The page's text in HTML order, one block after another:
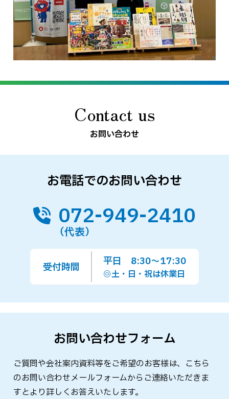
Contact us
お問い合わせ
お電話でのお問い合わせ
072-949-2410
（代表）
受付時間 平日 8:30～17:30
◎土・日・祝は休業日
お問い合わせフォーム
ご質問や会社案内資料等をご希望のお客様は、こちら
のお問い合わせメールフォームからご連絡いただきま
すとより詳しくお答えいたします。